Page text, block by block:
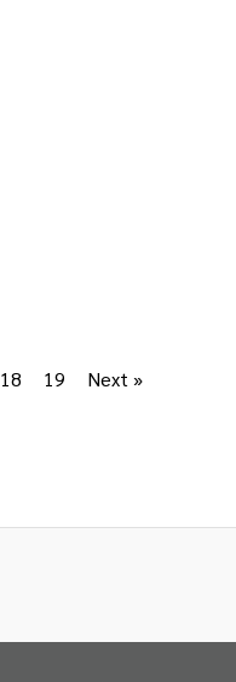
18 19 Next »